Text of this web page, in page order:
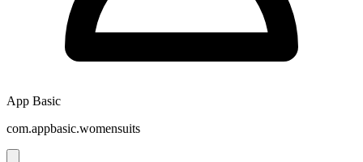
App Basic
com.appbasic.womensuits